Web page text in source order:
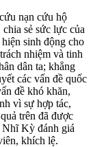
nạn cứu hộ
sẻ sức lực của
sinh động cho
nhiệm và tinh
dân ta; khẳng
các vấn đề quốc
đề khó khăn,
vì sự hợp tác,
trên đã được
Nhĩ Kỳ đánh giá
khích lệ.